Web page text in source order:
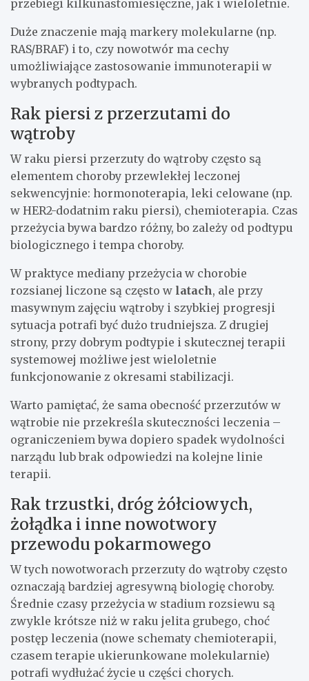
przebiegi kilkunastomiesięczne, jak i wieloletnie.
Duże znaczenie mają markery molekularne (np.
RAS/BRAF) i to, czy nowotwór ma cechy
umożliwiające zastosowanie immunoterapii w
wybranych podtypach.
Rak piersi z przerzutami do
wątroby
W raku piersi przerzuty do wątroby często są
elementem choroby przewlekłej leczonej
sekwencyjnie: hormonoterapia, leki celowane (np.
w HER2-dodatnim raku piersi), chemioterapia. Czas
przeżycia bywa bardzo różny, bo zależy od podtypu
biologicznego i tempa choroby.
W praktyce mediany przeżycia w chorobie
rozsianej liczone są często w latach, ale przy
masywnym zajęciu wątroby i szybkiej progresji
sytuacja potrafi być dużo trudniejsza. Z drugiej
strony, przy dobrym podtypie i skutecznej terapii
systemowej możliwe jest wieloletnie
funkcjonowanie z okresami stabilizacji.
Warto pamiętać, że sama obecność przerzutów w
wątrobie nie przekreśla skuteczności leczenia –
ograniczeniem bywa dopiero spadek wydolności
narządu lub brak odpowiedzi na kolejne linie
terapii.
Rak trzustki, dróg żółciowych,
żołądka i inne nowotwory
przewodu pokarmowego
W tych nowotworach przerzuty do wątroby często
oznaczają bardziej agresywną biologię choroby.
Średnie czasy przeżycia w stadium rozsiewu są
zwykle krótsze niż w raku jelita grubego, choć
postęp leczenia (nowe schematy chemioterapii,
czasem terapie ukierunkowane molekularnie)
potrafi wydłużać życie u części chorych.